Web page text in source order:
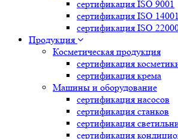
сертификация ISO 9001
сертификация ISO 14001
сертификация ISO
Продукция
Косметическая продукция
сертификация
сертификация крема
Машины и оборудование
сертификация насосов
сертификация станков
сертификация
сертификация